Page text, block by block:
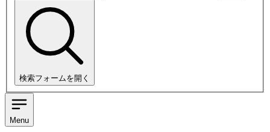
検索フォームを開く
Menu